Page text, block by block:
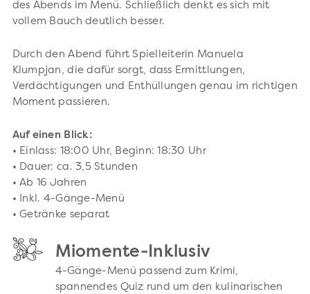
des Abends im Menü. Schließlich denkt es sich mit
vollem Bauch deutlich besser.
Durch den Abend führt Spielleiterin Manuela
Klumpjan, die dafür sorgt, dass Ermittlungen,
Verdächtigungen und Enthüllungen genau im richtigen
Moment passieren.
Auf einen Blick:
• Einlass: 18:00 Uhr, Beginn: 18:30 Uhr
• Dauer: ca. 3,5 Stunden
• Ab 16 Jahren
• Inkl. 4-Gänge-Menü
• Getränke separat
Miomente-Inklusiv
4-Gänge-Menü passend zum Krimi,
spannendes Quiz rund um den kulinarischen